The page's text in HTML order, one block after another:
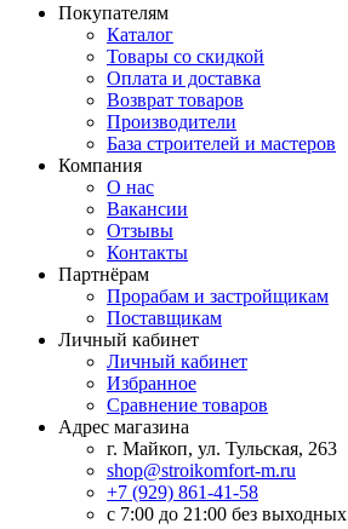
Покупателям
Каталог
Товары со скидкой
Оплата и доставка
Возврат товаров
Производители
База строителей и мастеров
Компания
О нас
Вакансии
Отзывы
Контакты
Партнёрам
Прорабам и застройщикам
Поставщикам
Личный кабинет
Личный кабинет
Избранное
Сравнение товаров
Адрес магазина
г. Майкоп, ул. Тульская, 263
shop@stroikomfort-m.ru
+7 (929) 861-41-58
с 7:00 до 21:00 без выходных